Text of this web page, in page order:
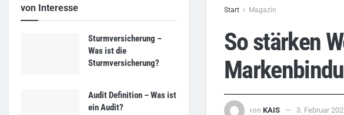
Start Magazin
So stärken
von KAIS 3. Februar
von Interesse
Sturmversicherung –
Was ist die
Sturmversicherung?
Audit Definition – Was ist
ein Audit?